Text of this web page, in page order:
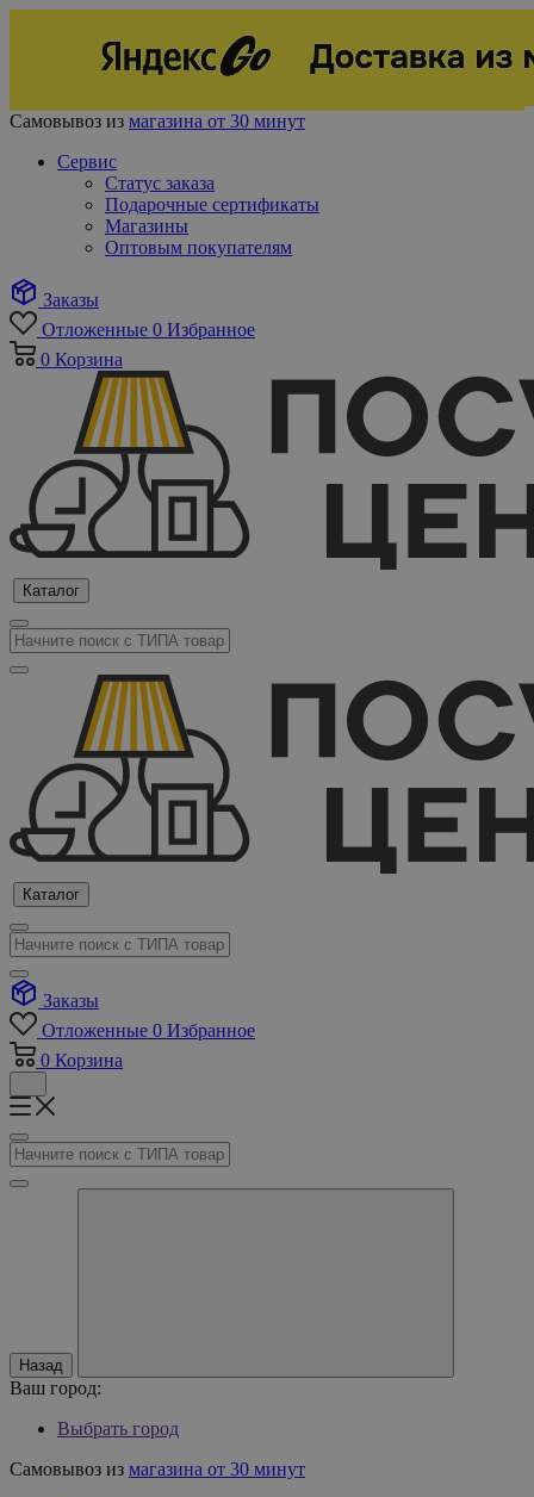
Самовывоз из магазина от 30 минут
Сервис
Статус заказа
Подарочные сертификаты
Магазины
Оптовым покупателям
Заказы
Отложенные 0 Избранное
0 Корзина
Каталог
Каталог
Заказы
Отложенные 0 Избранное
0 Корзина
Назад
Ваш город:
Выбрать город
Самовывоз из магазина от 30 минут